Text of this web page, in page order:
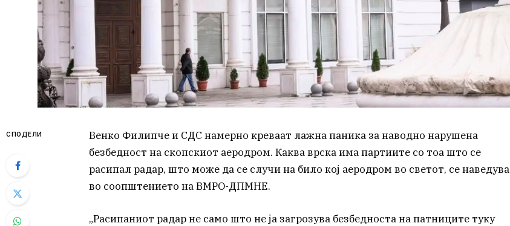
СПОДЕЛИ
Венко Филипче и СДС намерно креваат лажна паника за наводно нарушена
безбедност на скопскиот аеродром. Каква врска има партиите со тоа што се
расипал радар, што може да се случи на било кој аеродром во светот, се наведува
во соопштението на ВМРО-ДПМНЕ.
„Расипаниот радар не само што не ја загрозува безбедноста на патниците туку